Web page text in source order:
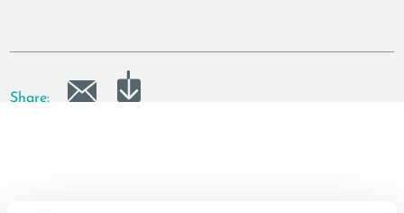
Share: